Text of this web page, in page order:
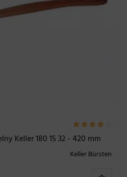
Keller 180 15 32 - 420 mm
Keller Bürsten